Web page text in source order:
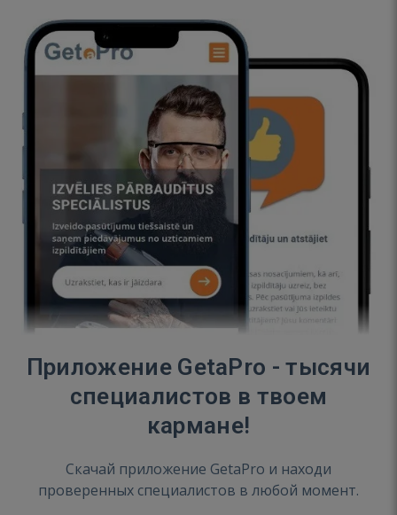
Приложение GetaPro - тысячи
специалистов в твоем
кармане!
Скачай приложение GetaPro и находи
проверенных специалистов в любой момент.